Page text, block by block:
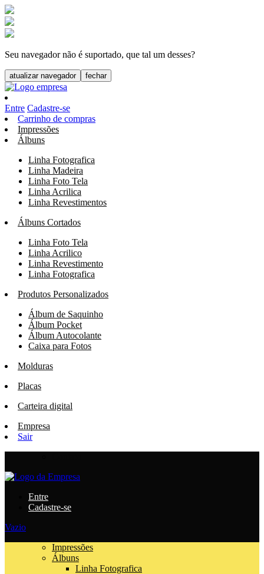
Seu navegador não é suportado, que tal um desses?
atualizar navegador fechar
Entre Cadastre-se
Carrinho de compras
Impressões
Álbuns
Linha Fotografica
Linha Madeira
Linha Foto Tela
Linha Acrilica
Linha Revestimentos
Álbuns Cortados
Linha Foto Tela
Linha Acrilico
Linha Revestimento
Linha Fotografica
Produtos Personalizados
Álbum de Saquinho
Álbum Pocket
Álbum Autocolante
Caixa para Fotos
Molduras
Placas
Carteira digital
Empresa
Sair
Entre
Cadastre-se
Vazio
Impressões
Álbuns
Linha Fotografica